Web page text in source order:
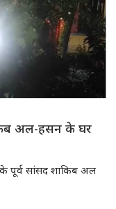
अल-हसन के घर
के पूर्व सांसद शाकिब अल